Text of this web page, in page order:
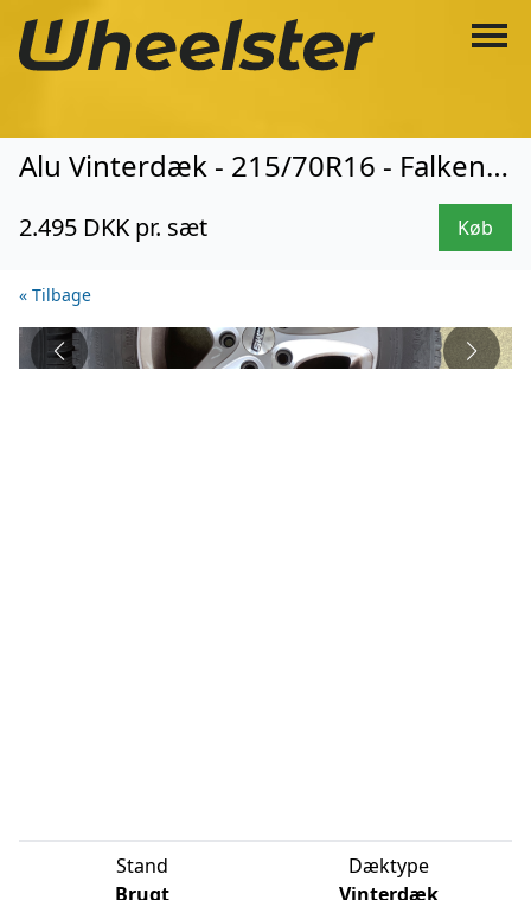
Alu Vinterdæk - 215/70R16 - Falken (3111)
2.495 DKK pr. sæt Køb
« Tilbage
Stand
Brugt
Dæktype
Vinterdæk